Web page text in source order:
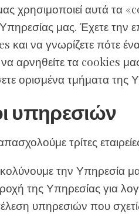
χρησιμοποιεί αυτά τα
μας. Έχετε την
και να γνωρίζετε πότε
να αρνηθείτε τα cookies
ορισμένα τμήματα της
υπηρεσιών
τρίτες
την Υπηρεσία
της Υπηρεσίας για
υπηρεσιών που